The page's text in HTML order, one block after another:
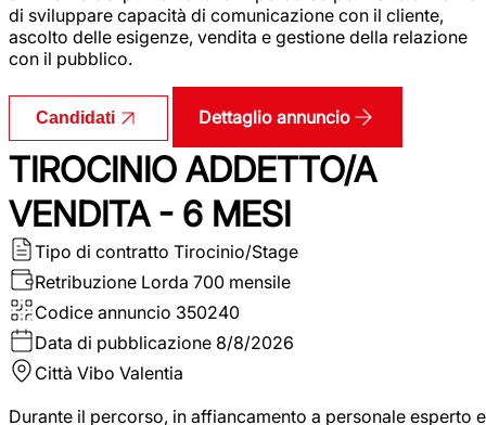
di sviluppare capacità di comunicazione con il cliente,
ascolto delle esigenze, vendita e gestione della relazione
con il pubblico.
Candidati Dettaglio annuncio
TIROCINIO ADDETTO/A
VENDITA - 6 MESI
Tipo di contratto Tirocinio/Stage
Retribuzione Lorda 700 mensile
Codice annuncio 350240
Data di pubblicazione 8/8/2026
Città Vibo Valentia
Durante il percorso, in affiancamento a personale esperto e